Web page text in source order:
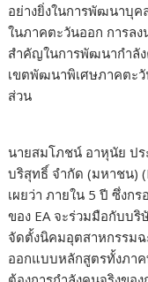
อย่างยิ่งในการพัฒนาบุค
ในภาคตะวันออก การล
สำคัญในการพัฒนากำลัง
เขตพัฒนาพิเศษภาคตะวั
ส่วน
นายสมโภชน์ อาหุนัย ปร
บริสุทธิ์ จำกัด (มหาชน)
เผยว่า ภายใน 5 ปี ซึ่งก
ของ EA จะร่วมมือกับบ
จัดตั้งนิคมอุตสาหกรรมฉ
ออกแบบหลักสูตรทั้งภา